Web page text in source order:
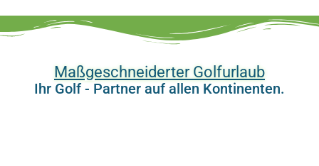
Maßgeschneiderter Golfurlaub
Ihr Golf - Partner auf allen Kontinenten.